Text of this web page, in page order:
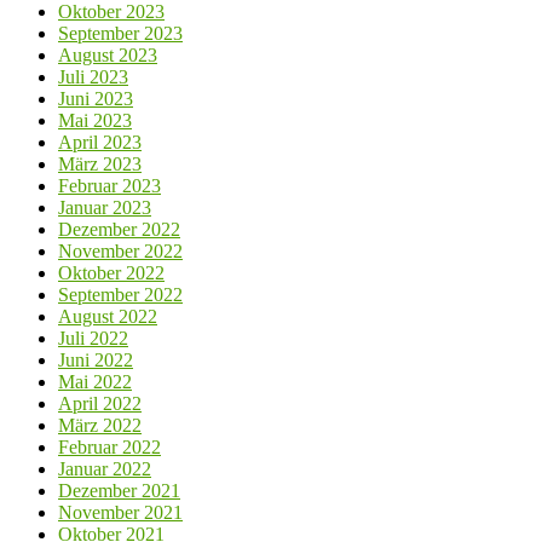
Oktober 2023
September 2023
August 2023
Juli 2023
Juni 2023
Mai 2023
April 2023
März 2023
Februar 2023
Januar 2023
Dezember 2022
November 2022
Oktober 2022
September 2022
August 2022
Juli 2022
Juni 2022
Mai 2022
April 2022
März 2022
Februar 2022
Januar 2022
Dezember 2021
November 2021
Oktober 2021